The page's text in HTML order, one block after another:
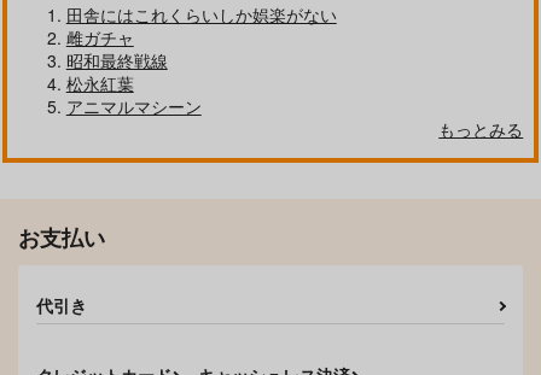
田舎にはこれくらいしか娯楽がない
雌ガチャ
昭和最終戦線
松永紅葉
アニマルマシーン
もっとみる
お支払い
代引き